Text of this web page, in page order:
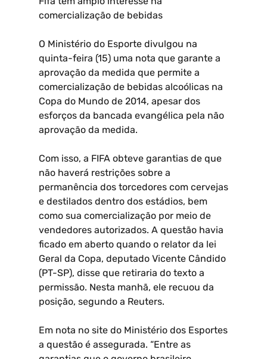
comercialização de bebidas
O Ministério do Esporte divulgou na
quinta-feira (15) uma nota que garante a
aprovação da medida que permite a
comercialização de bebidas alcoólicas na
Copa do Mundo de 2014, apesar dos
esforços da bancada evangélica pela não
aprovação da medida.
Com isso, a FIFA obteve garantias de que
não haverá restrições sobre a
permanência dos torcedores com cervejas
e destilados dentro dos estádios, bem
como sua comercialização por meio de
vendedores autorizados. A questão havia
ficado em aberto quando o relator da lei
Geral da Copa, deputado Vicente Cândido
(PT-SP), disse que retiraria do texto a
permissão. Nesta manhã, ele recuou da
posição, segundo a Reuters.
Em nota no site do Ministério dos Esportes
a questão é assegurada. “Entre as